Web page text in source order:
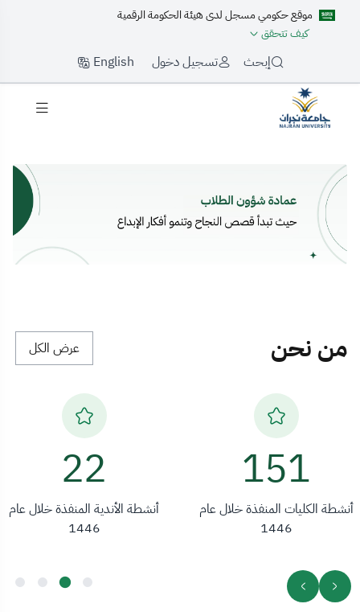
موقع حكومي مسجل لدى هيئة الحكومة الرقمية
كيف تتحقق
إبحث تسجيل دخول English
الرئيسية
من نحن عرض الكل
151
أنشطة الكليات المنفذة خلال عام
1446
36
أنشطة الأندية المنفذة خلال عام
1446